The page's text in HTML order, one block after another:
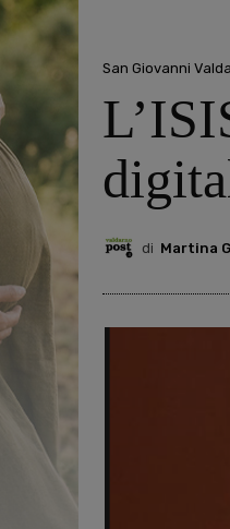
San Giovanni
di Martina